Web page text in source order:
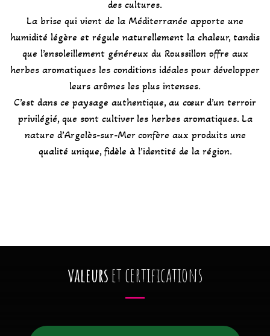
des cultures.
La brise qui vient de la Méditerranée apporte une
humidité légère et régule naturellement la chaleur, tandis
que l’ensoleillement généreux du Roussillon offre aux
herbes aromatiques les conditions idéales pour développer
leurs arômes les plus intenses.
C’est dans ce paysage authentique, au cœur d’un terroir
privilégié, que sont cultiver les herbes aromatiques. La
nature d’Argelès-sur-Mer confère aux produits une
qualité unique, fidèle à l’identité de la région.
valeurset certifications